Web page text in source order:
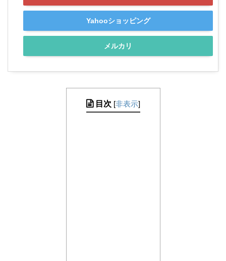
Yahooショッピング
メルカリ
目次 [非表示]